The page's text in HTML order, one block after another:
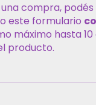
compra,
este formulario
máximo hasta
producto.